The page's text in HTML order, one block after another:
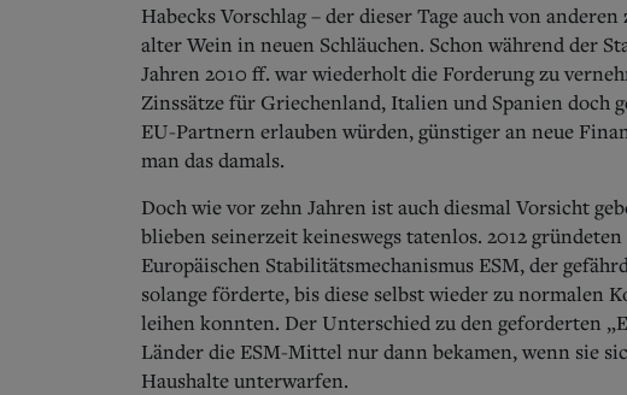
Habecks Vorschlag – der dieser Tage auch von
alter Wein in neuen Schläuchen. Schon während der
Jahren 2010 ff. war wiederholt die Forderung zu
Zinssätze für Griechenland, Italien und Spanien doch
EU-Partnern erlauben würden, günstiger an neue
man das damals.
Doch wie vor zehn Jahren ist auch diesmal Vorsicht
blieben seinerzeit keineswegs tatenlos. 2012
Europäischen Stabilitätsmechanismus ESM, der
solange förderte, bis diese selbst wieder zu normalen
leihen konnten. Der Unterschied zu den geforderten
Länder die ESM-Mittel nur dann bekamen, wenn sie
Haushalte unterwarfen.